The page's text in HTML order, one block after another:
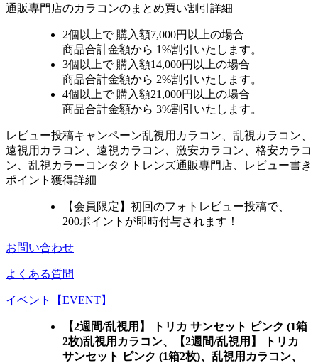
通販専門店のカラコンのまとめ買い割引詳細
2個 以上で 購入額7,000円以上の場合
商品合計金額から 1%割引いたします。
3個 以上で 購入額14,000円以上の場合
商品合計金額から 2%割引いたします。
4個 以上で 購入額21,000円以上の場合
商品合計金額から 3%割引いたします。
レビュー投稿キャンペーン乱視用カラコン、乱視カラコン、
遠視用カラコン、遠視カラコン、激安カラコン、格安カラコ
ン、乱視カラーコンタクトレンズ通販専門店、レビュー書き
ポイント獲得詳細
【会員限定】初回のフォトレビュー投稿で、
200ポイント が即時付与されます！
お問い合わせ
よくある質問
イベント【EVENT】
【2週間/乱視用】 トリカ サンセット ピンク (1箱
2枚)乱視用カラコン、
【2週間/乱視用】 トリカ
サンセット ピンク (1箱2枚)、乱視用カラコン、